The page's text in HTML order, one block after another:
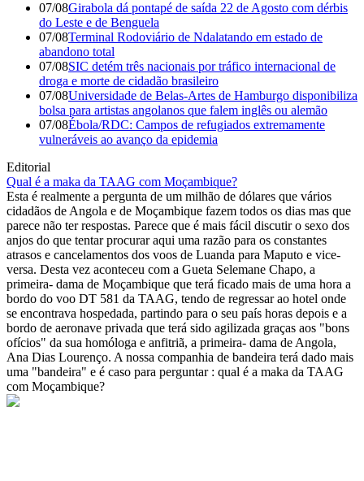
07/08Girabola dá pontapé de saída 22 de Agosto com dérbis
do Leste e de Benguela
07/08Terminal Rodoviário de Ndalatando em estado de
abandono total
07/08SIC detém três nacionais por tráfico internacional de
droga e morte de cidadão brasileiro
07/08Universidade de Belas-Artes de Hamburgo disponibiliza
bolsa para artistas angolanos que falem inglês ou alemão
07/08Ébola/RDC: Campos de refugiados extremamente
vulneráveis ao avanço da epidemia
Editorial
Qual é a maka da TAAG com Moçambique?
Esta é realmente a pergunta de um milhão de dólares que vários
cidadãos de Angola e de Moçambique fazem todos os dias mas que
parece não ter respostas. Parece que é mais fácil discutir o sexo dos
anjos do que tentar procurar aqui uma razão para os constantes
atrasos e cancelamentos dos voos de Luanda para Maputo e vice-
versa. Desta vez aconteceu com a Gueta Selemane Chapo, a
primeira- dama de Moçambique que terá ficado mais de uma hora a
bordo do voo DT 581 da TAAG, tendo de regressar ao hotel onde
se encontrava hospedada, partindo para o seu país horas depois e a
bordo de aeronave privada que terá sido agilizada graças aos "bons
ofícios" da sua homóloga e anfitriã, a primeira- dama de Angola,
Ana Dias Lourenço. A nossa companhia de bandeira terá dado mais
uma "bandeira" e é caso para perguntar : qual é a maka da TAAG
com Moçambique?